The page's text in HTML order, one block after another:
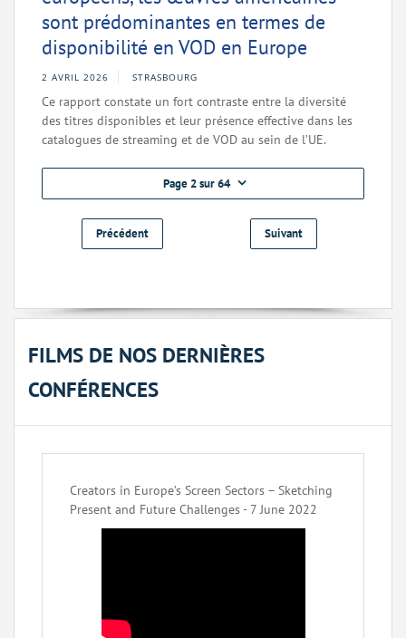
sont prédominantes en termes de
disponibilité en VOD en Europe
2 AVRIL 2026 STRASBOURG
Ce rapport constate un fort contraste entre la diversité
des titres disponibles et leur présence effective dans les
catalogues de streaming et de VOD au sein de l’UE.
Page 2 sur 64
Précédent Suivant
FILMS DE NOS DERNIÈRES
CONFÉRENCES
Creators in Europe’s Screen Sectors – Sketching
Present and Future Challenges - 7 June 2022